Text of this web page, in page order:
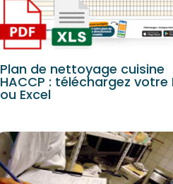
Plan de nettoyage cuisine
HACCP : téléchargez votre
ou Excel